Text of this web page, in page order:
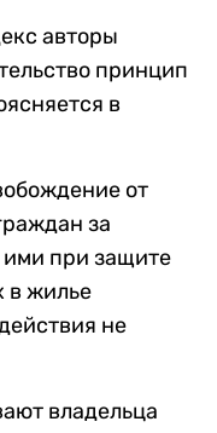
авторы
принцип
в
от
за
при защите
в жилье
не
владельца